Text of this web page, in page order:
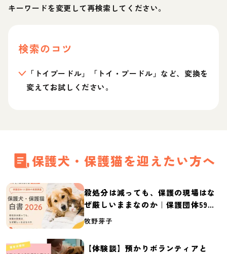
キーワードを変更して再検索してください。
検索のコツ
「トイプードル」「トイ・プードル」など、変換を
変えてお試しください。
保護犬・保護猫を迎えたい方へ
殺処分は減っても、保護の現場はな
ぜ厳しいままなのか｜保護団体59団
体の実態調査【保護犬・保護猫白書
牧野芽子
【体験談】預かりボランティアと